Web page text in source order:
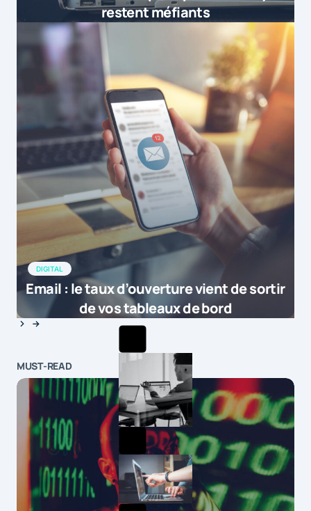
restent méfiants
DIGITAL
Email : le taux d’ouverture vient de sortir
de vos tableaux de bord
MUST-READ